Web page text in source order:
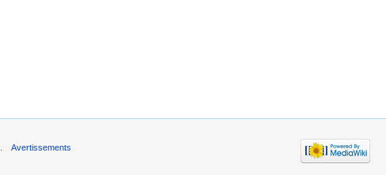
Avertissements